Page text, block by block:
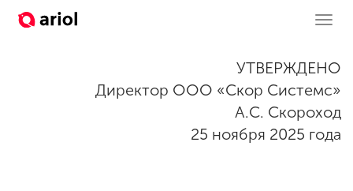
УТВЕРЖДЕНО
Директор ООО «Скор Системс»
А.С. Скороход
25 ноября 2025 года